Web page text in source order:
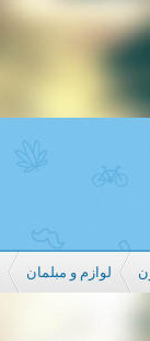
لوازم و مبلمان